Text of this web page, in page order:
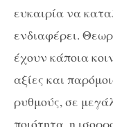
ευκαιρία να
ενδιαφέρει.
έχουν κάποια
αξίες και
ρυθμούς, σε